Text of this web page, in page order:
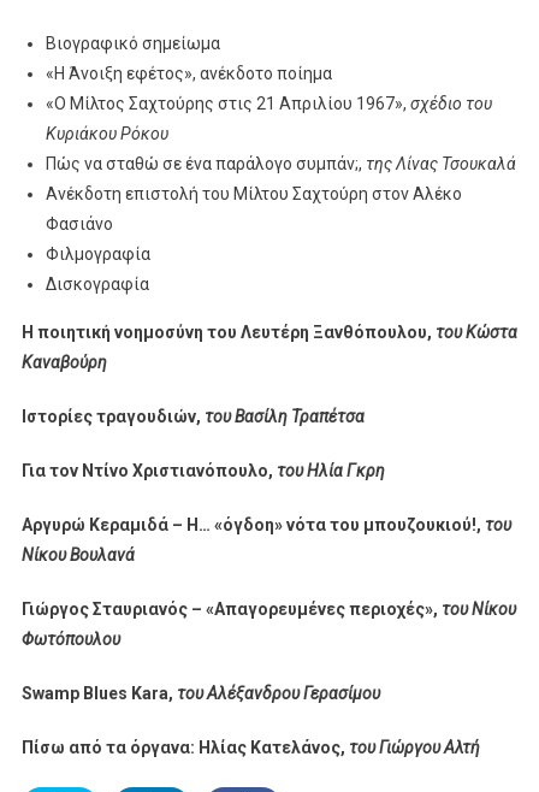
Βιογραφικό σημείωμα
«Η Άνοιξη εφέτος», ανέκδοτο ποίημα
«Ο Μίλτος Σαχτούρης στις 21 Απριλίου 1967», σχέδιο του
Κυριάκου Ρόκου
Πώς να σταθώ σε ένα παράλογο συμπάν;, της Λίνας Τσουκαλά
Ανέκδοτη επιστολή του Μίλτου Σαχτούρη στον Αλέκο
Φασιάνο
Φιλμογραφία
Δισκογραφία
Η ποιητική νοημοσύνη του Λευτέρη Ξανθόπουλου, του Κώστα
Καναβούρη
Ιστορίες τραγουδιών, του Βασίλη Τραπέτσα
Για τον Ντίνο Χριστιανόπουλο, του Ηλία Γκρη
Αργυρώ Κεραμιδά – H… «όγδοη» νότα του μπουζουκιού!, του
Νίκου Βουλανά
Γιώργος Σταυριανός – «Απαγορευμένες περιοχές», του Νίκου
Φωτόπουλου
Swamp Blues Kara, του Αλέξανδρου Γερασίμου
Πίσω από τα όργανα: Ηλίας Κατελάνος, του Γιώργου Αλτή